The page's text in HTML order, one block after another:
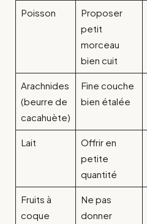
Poisson
Proposer
petit
morceau
bien cuit
Arachnides
(beurre de
cacahuète)
Fine couche
bien étalée
Lait
Offrir en
petite
quantité
Fruits à
coque
Ne pas
donner